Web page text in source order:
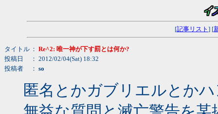
[記事リスト ] [
タイトル ： Re^2: 唯一神が下す罰とは何か?
投稿日
： 2012/02/04(Sat) 18:32
投稿者
： so
匿名とかガブリエルとか